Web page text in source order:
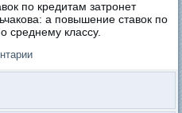
по кредитам затронет
а повышение ставок по
среднему классу.